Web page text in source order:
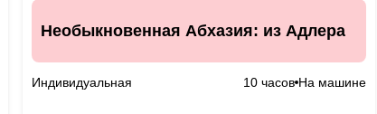
Необыкновенная Абхазия: из Адлера
Индивидуальная 10 часов На машине